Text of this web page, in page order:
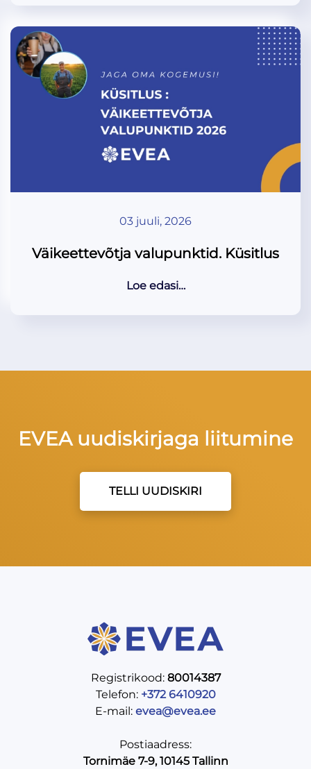
03 juuli, 2026
Väikeettevõtja valupunktid. Küsitlus
Loe edasi…
EVEA uudiskirjaga liitumine
TELLI UUDISKIRI
Registrikood: 80014387
Telefon: +372 6410920
E-mail: evea@evea.ee
Postiaadress:
Tornimäe 7-9, 10145 Tallinn